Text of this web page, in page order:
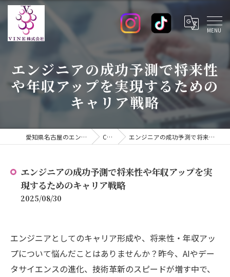
エンジニアの成功予測で将来性
や年収アップを実現するための
キャリア戦略
愛知県名古屋のエンジニアの求人ならVINE株式会社 COLUMN エンジニアの成功予測で将来性や年収アップを実現するためのキャリア戦略
エンジニアの成功予測で将来性や年収アップを実
現するためのキャリア戦略
2025/08/30
エンジニアとしてのキャリア形成や、将来性・年収アッ
プについて悩んだことはありませんか？昨今、AIやデー
タサイエンスの進化、技術革新のスピードが増す中で、